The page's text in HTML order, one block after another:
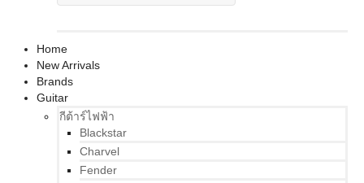
Home
New Arrivals
Brands
Guitar
กีต้าร์ไฟฟ้า
Blackstar
Charvel
Fender